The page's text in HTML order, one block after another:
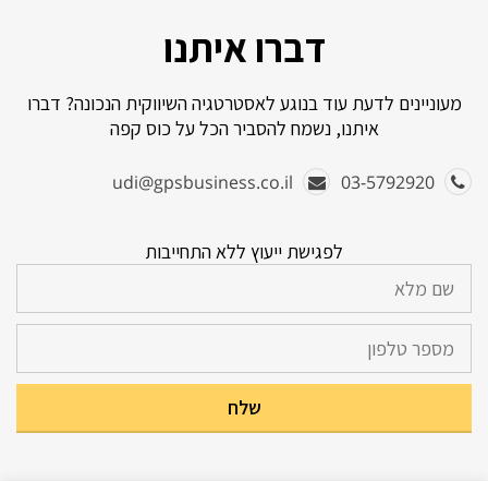
דברו איתנו
מעוניינים לדעת עוד בנוגע לאסטרטגיה השיווקית הנכונה? דברו
איתנו, נשמח להסביר הכל על כוס קפה
udi@gpsbusiness.co.il
לפגישת ייעוץ ללא התחייבות